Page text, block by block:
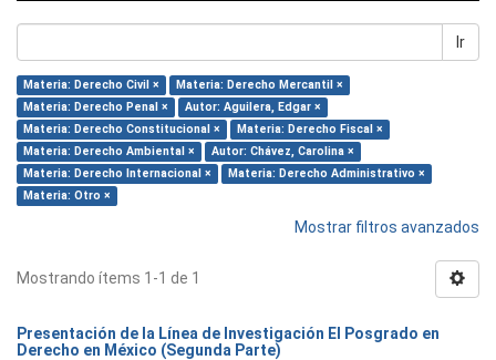
Ir
Materia: Derecho Civil ×
Materia: Derecho Mercantil ×
Materia: Derecho Penal ×
Autor: Aguilera, Edgar ×
Materia: Derecho Constitucional ×
Materia: Derecho Fiscal ×
Materia: Derecho Ambiental ×
Autor: Chávez, Carolina ×
Materia: Derecho Internacional ×
Materia: Derecho Administrativo ×
Materia: Otro ×
Mostrar filtros avanzados
Mostrando ítems 1-1 de 1
Presentación de la Línea de Investigación El Posgrado en
Derecho en México (Segunda Parte)